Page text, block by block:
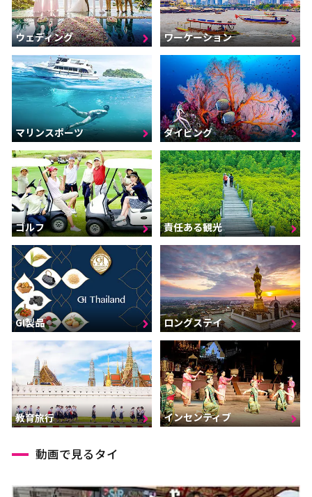
ウェディング ワーケーション
マリンスポーツ ダイビング
ゴルフ 責任ある観光
GI製品 ロングステイ
教育旅行 インセンティブ
動画で見るタイ